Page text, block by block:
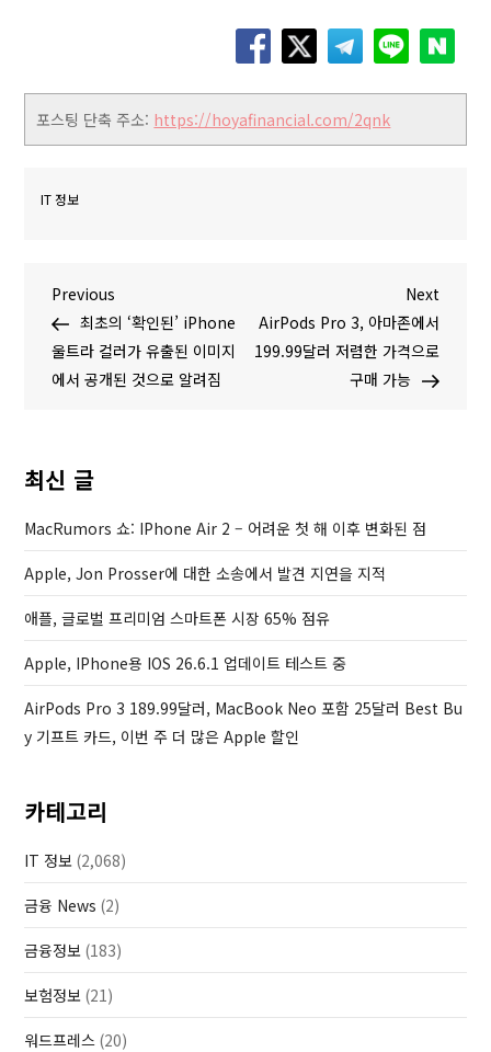
포스팅 단축 주소: https://hoyafinancial.com/2qnk
IT 정보
글
탐
P
r
e
v
s
P
o
s
Previous
최초의 ‘확인된’ iPhone
울트라 컬러가 유출된 이미지
에서 공개된 것으로 알려짐
N
e
x
t
Next
AirPods Pro 3, 아마존에서
199.99달러 저렴한 가격으로
구매 가능
최신 글
MacRumors 쇼: IPhone Air 2 – 어려운 첫 해 이후 변화된 점
Apple, Jon Prosser에 대한 소송에서 발견 지연을 지적
애플, 글로벌 프리미엄 스마트폰 시장 65% 점유
Apple, IPhone용 IOS 26.6.1 업데이트 테스트 중
AirPods Pro 3 189.99달러, MacBook Neo 포함 25달러 Best Bu
Y 기프트 카드, 이번 주 더 많은 Apple 할인
카테고리
IT 정보 (2,068)
금융 News (2)
금융정보 (183)
보험정보 (21)
워드프레스 (20)